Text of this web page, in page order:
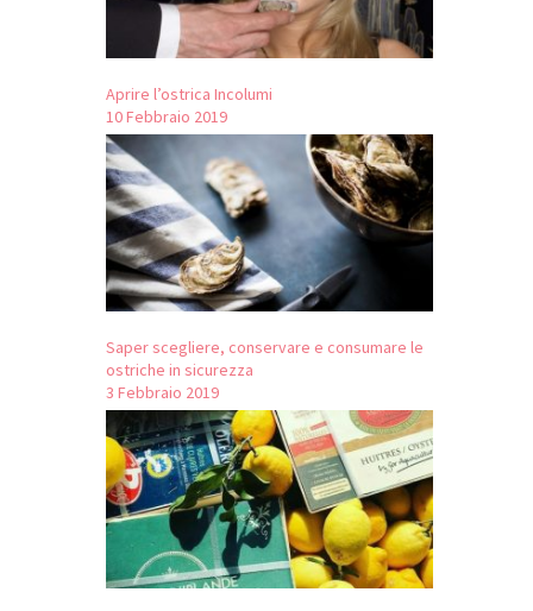
Aprire l’ostrica Incolumi
10 Febbraio 2019
Saper scegliere, conservare e consumare le
ostriche in sicurezza
3 Febbraio 2019